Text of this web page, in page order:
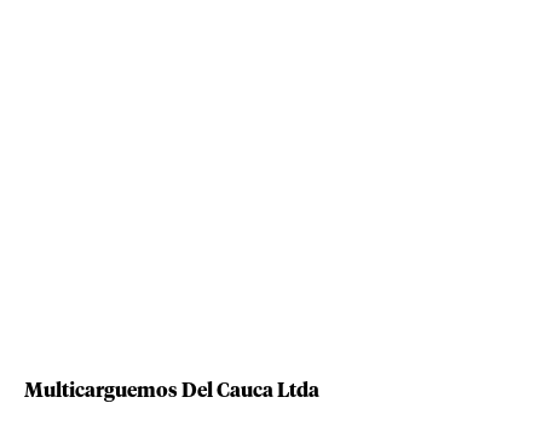
Multicarguemos Del Cauca Ltda